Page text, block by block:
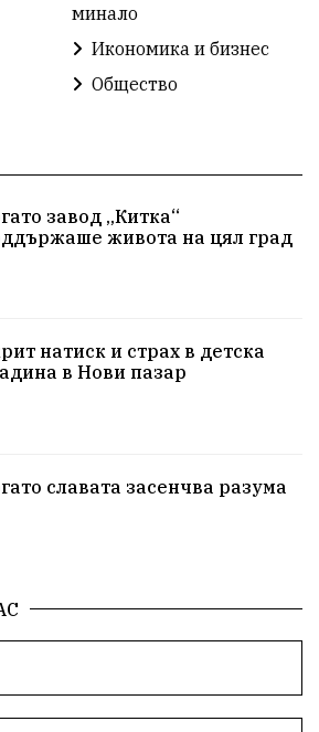
контрапротести
НовиПазар
АкваЯнтра
ПолицияШумен
Вейп Полиция
минало
Икономика и бизнес
Общество
завод „Китка“
живота на цял град
натиск и страх в детска
в Нови пазар
славата засенчва разума